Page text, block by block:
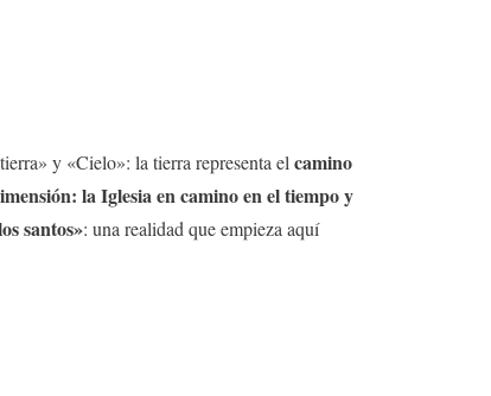
y «Cielo»: la tierra representa el camino
la Iglesia en camino en el tiempo y
santos»: una realidad que empieza aquí